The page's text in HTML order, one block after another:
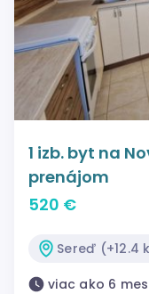
1 izb. byt na
prenájom
520 €
Sereď (+12.4
viac ako 6